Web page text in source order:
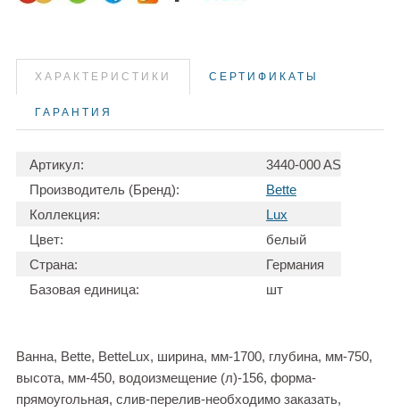
ХАРАКТЕРИСТИКИ СЕРТИФИКАТЫ
ГАРАНТИЯ
Артикул:
3440-000 AS
Производитель (Бренд):
Bette
Коллекция:
Lux
Цвет:
белый
Страна:
Германия
Базовая единица:
шт
Ванна, Bette, BetteLux, ширина, мм-1700, глубина, мм-750,
высота, мм-450, водоизмещение (л)-156, форма-
прямоугольная, слив-перелив-необходимо заказать,